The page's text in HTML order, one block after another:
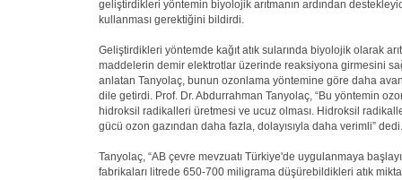
geliştirdikleri yöntemin biyolojik arıtmanın ardından
kullanması gerektiğini bildirdi.
Geliştirdikleri yöntemde kağıt atık sularında biyolojik olarak
maddelerin demir elektrotlar üzerinde reaksiyona girmesini
anlatan Tanyolaç, bunun ozonlama yöntemine göre daha
dile getirdi. Prof. Dr. Abdurrahman Tanyolaç, “Bu yöntemin
hidroksil radikalleri üretmesi ve ucuz olması. Hidroksil
gücü ozon gazından daha fazla, dolayısıyla daha verimli” dedi.
Tanyolaç, “AB çevre mevzuatı Türkiye'de uygulanmaya
fabrikaları litrede 650-700 miligrama düşürebildikleri atık